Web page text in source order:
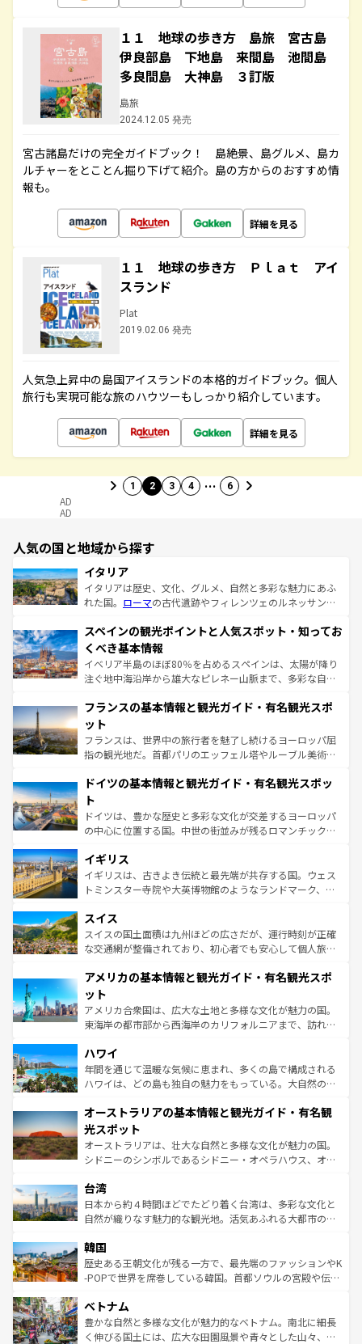
１１ 地球の歩き方 島旅 宮古島
伊良部島 下地島 来間島 池間島
多良間島 大神島 ３訂版
島旅
2024.12.05 発売
宮古諸島だけの完全ガイドブック！ 島絶景、島グルメ、島カ
ルチャーをとことん掘り下げて紹介。島の方からのおすすめ情
報も。
詳細を見る
１１ 地球の歩き方 Ｐｌａｔ アイ
スランド
Plat
2019.02.06 発売
人気急上昇中の島国アイスランドの本格的ガイドブック。個人
旅行も実現可能な旅のハウツーもしっかり紹介しています。
詳細を見る
1 2 3 4 … 6
AD
AD
人気の国と地域から探す
イタリア
イタリアは歴史、文化、グルメ、自然と多彩な魅力にあふ
れた国。 ローマの古代遺跡やフィレンツェのルネッサンス
ろん、トスカーナの美しい田園風景やアマルフィ海岸の絶
景など、自然景観も見逃せない。観光の合間には、本場の
ピザやパスタなど、絶品のイタリア料理を堪能することも
できる。朝目覚めてから夜眠るまで、すべての瞬間を楽し
なお、新着のイタリア情報はコンテンツ一覧を参照してほ
しい。
スペインの観光ポイントと人気スポット・知ってお
くべき基本情報
イベリア半島のほぼ80％を占めるスペインは、太陽が降り
注ぐ地中海沿岸から雄大なピレネー山脈まで、多彩な自然
文化が根付くこの国では、情熱的なフラメンコ、熱気あふ
れる闘牛、そして美味しいタパスが生活の一部となってい
る。首都マドリードの洗練された雰囲気や、バルセロナの
アートに溢れた街角から、地方では古代ローマ遺跡や中世
せる。地方によって風土や気候が異なるスペインはその個
ンテンツ一覧 を参照してほしい。
フランスの基本情報と観光ガイド・有名観光スポ
ット
フランスは、世界中の旅行者を魅了し続けるヨーロッパ屈
指の観光地だ。首都パリのエッフェル塔やルーブル美術館
で、幅広い魅力が詰まっている。華麗な宮殿、歴史的な大
聖堂、美しいビーチ、そして豊かな自然が、訪れる者を心
から魅了する。また、フランスは美食の国としても知ら
れ、フランス料理はユネスコ無形文化遺産にも登録されて
香り高いラベンダー畑など、多彩な楽しみ方が可能だ。さ
らに、パリ以外の地域にも魅力が溢れており、どの街角に
も豊かな歴史と文化が息づいている。パリ以外の個性あふ
を参照してほしい。
ドイツの基本情報と観光ガイド・有名観光スポッ
ト
ドイツは、豊かな歴史と多彩な文化が交差するヨーロッパ
の中心に位置する国。中世の街並みが残るロマンチック街
顔を持つこの国は、どこを歩いても飽きることがない。ベ
ルリンの文化的活気、バイエルン州のアルプスの絶景、そ
してライン川沿いのワイン畑といった風景は必見。ビール
は、お酒好きな人にはぜひ体験してほしい。 なお、新着の
ドイツ情報はコンテンツ一覧を参照してほしい。
イギリス
イギリスは、古きよき伝統と最先端が共存する国。ウェス
トミンスター寺院や大英博物館のようなランドマーク、歴
リアごとに異なる魅力がある。また、優雅なアフタヌーン
ティー、ビール好きにはたまらない英国パブ、サッカー観
戦など、本場だからこそできる体験も豊富。イギリスを旅
ンツ一覧を参照してほしい。
スイス
スイスの国土面積は九州ほどの広さだが、運行時刻が正確
な交通網が整備されており、初心者でも安心して個人旅行
の建物がそのまま残る町や、スイスならではのユニークな
博物館もあり、アルプス観光だけでなく町歩きも満喫する
ことができる。国民の所得が高いため物価も高いが、旅行
者向けの交通パス提供のサービスもあり、うまく活用すれ
着のスイス情報は
アメリカの基本情報と観光ガイド・有名観光スポ
ット
アメリカ合衆国は、広大な土地と多様な文化が魅力の国。
東海岸の都市部から西海岸のカリフォルニアまで、訪れる
のような巨大都市は、観光、ショッピング、エンターテイ
ンメントが詰まった刺激的なスポットだ。一方、アメリカ
西部には大自然が広がり、グランドキャニオンやイエロー
部のニューオーリンズでは、音楽と美食が融合した独特の
文化が魅力。旅行者はアメリカの各地域で異なる魅力を楽
しみながら、その多様性と豊かな歴史を感じることができ
るだろう。車でのロードトリップや列車の旅も、アメリカ
情報は
ハワイ
年間を通じて温暖な気候に恵まれ、多くの島で構成される
ハワイは、どの島も独自の魅力をもっている。大自然の神
ワイ島は見逃せない。また、定番の観光地といえばオアフ
島だが、静かな自然を求めるならマウイ島やカウアイ島が
おすすめ。エメラルドグリーンに輝く海をはじめ、豊かな
文化や歴史が息づいている。「アロハスピリット」と呼ば
人々、おいしいローカルフードやハワイアンミュージッ
ク、伝統的なフラダンスなど、すべてがハワイの魅力を彩
っている。訪れるたびに新しい発見と感動が待っているハ
はコンテンツ一覧
オーストラリアの基本情報と観光ガイド・有名観
光スポット
オーストラリアは、壮大な自然と多様な文化が魅力の国。
シドニーのシンボルであるシドニー・オペラハウス、オー
リアリーフや大陸中央部にそびえるウルル（エアーズロッ
ク）、タスマニアの美しい原生林やケアンズの熱帯雨林な
ど、見どころがたくさん。また、カフェやワイン、オージ
いる。アクティビティも充実しており、サーフィンやダイ
ビング、ハイキングなど、アウトドア好きにはたまらな
い。オーストラリアの多彩な魅力を存分に味わいつくそ
参照してほしい。
台湾
日本から約４時間ほどでたどり着く台湾は、多彩な文化と
自然が織りなす魅力的な観光地。活気あふれる大都市の台
ン）、静ひつな山岳地帯である台湾東部など、都市の喧騒
と山間の静けさが共存しており、訪れる人に新しい発見と
驚きをもたらしてくれる。また、奥深い台湾の食文化も魅
容にもいいと評判のスイーツなど、バラエティ豊かな料理
が味わえる。 なお、新着の台湾情報は コンテンツ一覧を参
照してほしい。
韓国
歴史ある王朝文化が残る一方で、最先端のファッションやK
-POPで世界を席巻している韓国。首都ソウルの宮殿や伝統
き、地方に足を延ばせば四季折々の自然美を楽しむことが
できる。そして、キムチや焼肉、絶品のストリートフード
まで、さまざまな韓国料理が待っている。夜には、韓国な
ベトナム
豊かな自然と多様な文化が魅力的なベトナム。南北に細長
く伸びる国土には、広大な田園風景や青々とした山々、世